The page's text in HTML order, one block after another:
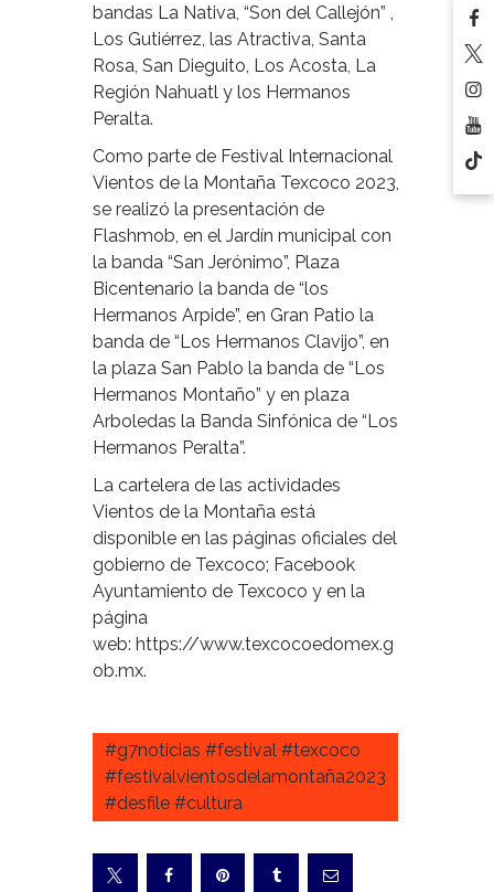
bandas La Nativa, “Son del Callejón” ,
Los Gutiérrez, las Atractiva, Santa
Rosa, San Dieguito, Los Acosta, La
Región Nahuatl y los Hermanos
Peralta.
Como parte de Festival Internacional
Vientos de la Montaña Texcoco 2023,
se realizó la presentación de
Flashmob, en el Jardín municipal con
la banda “San Jerónimo”, Plaza
Bicentenario la banda de “los
Hermanos Arpide”, en Gran Patio la
banda de “Los Hermanos Clavijo”, en
la plaza San Pablo la banda de “Los
Hermanos Montaño” y en plaza
Arboledas la Banda Sinfónica de “Los
Hermanos Peralta”.
La cartelera de las actividades
Vientos de la Montaña está
disponible en las páginas oficiales del
gobierno de Texcoco; Facebook
Ayuntamiento de Texcoco y en la
página
web: https://www.texcocoedomex.g
ob.mx.
#g7noticias #festival #texcoco
#festivalvientosdelamontaña2023
#desfile #cultura